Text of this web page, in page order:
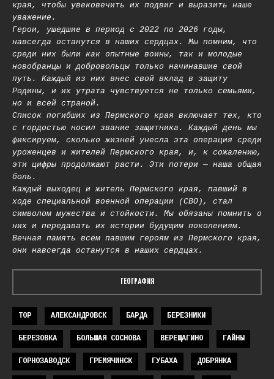
края, чтобы увековечить их подвиг и выразить наше
уважение.
Герои, ушедшие в период с 2022 по 2026 годы,
навсегда останутся в наших сердцах. Мы помним, что
среди них были как опытные воины, так и молодые
новобранцы и добровольцы только начинавшие свой
путь. Каждый из них внес свой вклад в защиту
Родины, и их утрата чувствуется не только семьями,
но и всей страной.
Список погибших из Пермского края включает тех, кто
с гордостью носил звание защитника. Каждый день мы
фиксируем, сколько жизней унесла эта операция среди
уроженцев и жителей Пермского края, и, к сожалению,
эти цифры продолжают расти. Эти потери — наша общая
боль.
Каждый выходец и житель Пермского края, павший в
ходе специальной военной операции (СВО), стал
символом мужества и стойкости. Мы обязаны помнить о
них и передавать их истории будущим поколениям.
Вечная память всем павшим героям из Пермского края,
они навсегда останутся в наших сердцах.
ГЕОГРАФИЯ
TOP АЛЕКСАНДРОВСК БАРДА БЕРЕЗНИКИ
БЕРЕЗОВКА БОЛЬШАЯ СОСНОВА ВЕРЕЩАГИНО ГАЙНЫ
ГОРНОЗАВОДСК ГРЕМЯЧИНСК ГУБАХА ДОБРЯНКА